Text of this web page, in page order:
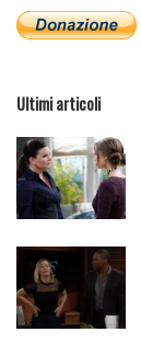
Ultimi articoli